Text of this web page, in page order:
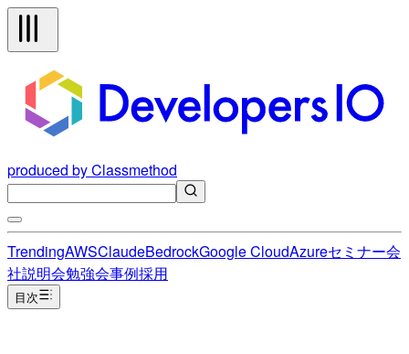
produced by Classmethod
TrendingAWSClaudeBedrockGoogle CloudAzureセミナー会
社説明会勉強会事例採用
目次